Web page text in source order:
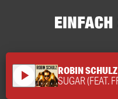
play_arrow ROBIN SCHULZ
SUGAR (FEAT.